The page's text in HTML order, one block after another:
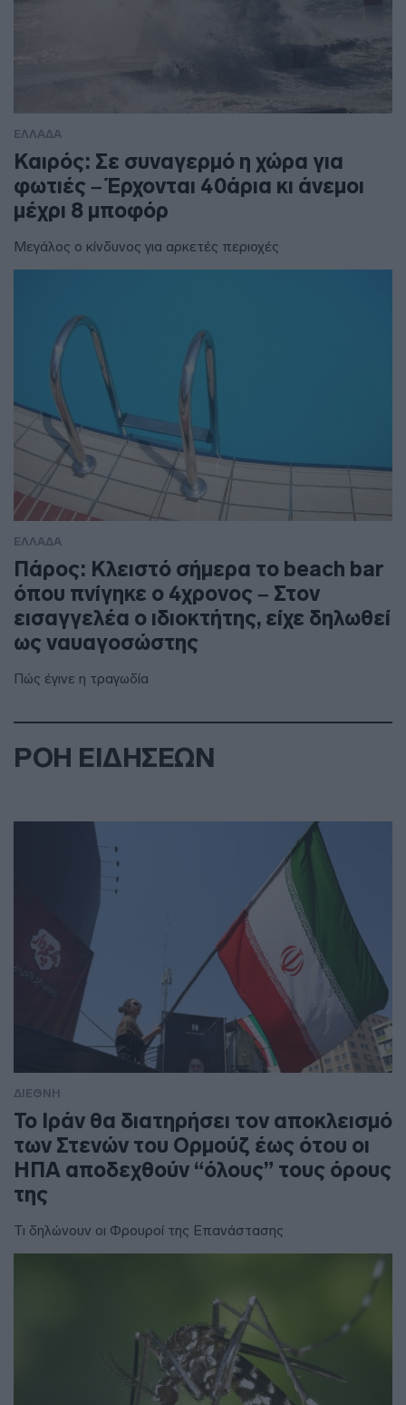
ΕΛΛΑΔΑ
Καιρός: Σε συναγερμό η χώρα για
φωτιές – Έρχονται 40άρια κι άνεμοι
μέχρι 8 μποφόρ
Μεγάλος ο κίνδυνος για αρκετές περιοχές
ΕΛΛΑΔΑ
Πάρος: Κλειστό σήμερα το beach bar
όπου πνίγηκε ο 4χρονος – Στον
εισαγγελέα ο ιδιοκτήτης, είχε δηλωθεί
ως ναυαγοσώστης
Πώς έγινε η τραγωδία
ΡΟΗ ΕΙΔΗΣΕΩΝ
ΔΙΕΘΝΗ
To Ιράν θα διατηρήσει τον αποκλεισμό
των Στενών του Ορμούζ έως ότου οι
ΗΠΑ αποδεχθούν “όλους” τους όρους
της
Τι δηλώνουν οι Φρουροί της Επανάστασης